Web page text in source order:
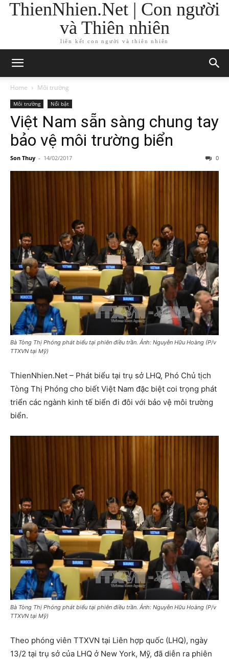
ThienNhien.Net | Con người
và Thiên nhiên
liên kết con người và thiên nhiên
Home Môi trường
Môi trường Nổi bật
Việt Nam sẵn sàng chung tay
bảo vệ môi trường biển
Son Thuy - 14/02/2017 0
Bà Tòng Thị Phóng phát biểu tại phiên điều trần. Ảnh: Nguyễn Hữu Hoàng (P/v
TTXVN tại Mỹ)
ThienNhien.Net – Phát biểu tại trụ sở LHQ, Phó Chủ tịch
Tòng Thị Phóng cho biết Việt Nam đặc biệt coi trọng phát
triển các ngành kinh tế biển đi đôi với bảo vệ môi trường
biển.
Bà Tòng Thị Phóng phát biểu tại phiên điều trần. Ảnh: Nguyễn Hữu Hoàng (P/v
TTXVN tại Mỹ)
Theo phóng viên TTXVN tại Liên hợp quốc (LHQ), ngày
13/2 tại trụ sở của LHQ ở New York, Mỹ, đã diễn ra phiên